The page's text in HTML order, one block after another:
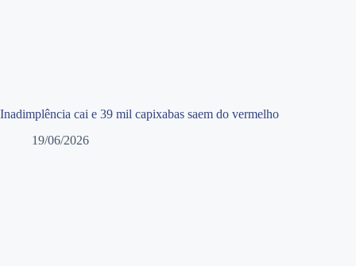
Inadimplência cai e 39 mil capixabas saem do vermelho
19/06/2026